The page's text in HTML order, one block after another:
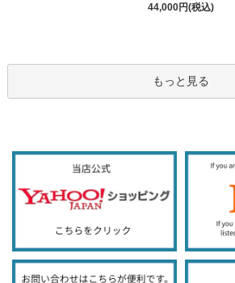
44,000円(税込)
もっと見る